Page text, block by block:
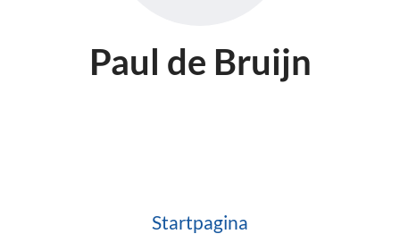
Paul de Bruijn
Startpagina